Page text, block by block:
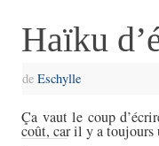
Haïku
deEschylle
Ça vaut le coup
coût, car il y a